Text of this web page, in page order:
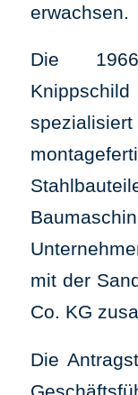
erwachsen.
Die
mit der
Co. KG
Die